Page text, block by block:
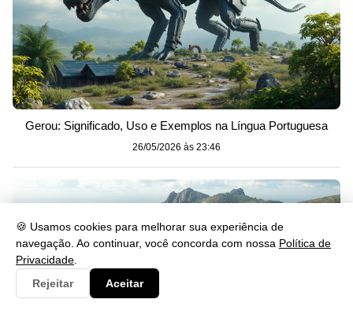
🍪 Usamos cookies para melhorar sua experiência de
navegação. Ao continuar, você concorda com nossa Política de
Privacidade
Rejeitar
Aceitar
Gerou: Significado, Uso e Exemplos na Língua Portuguesa
26/05/2026 às 23:46